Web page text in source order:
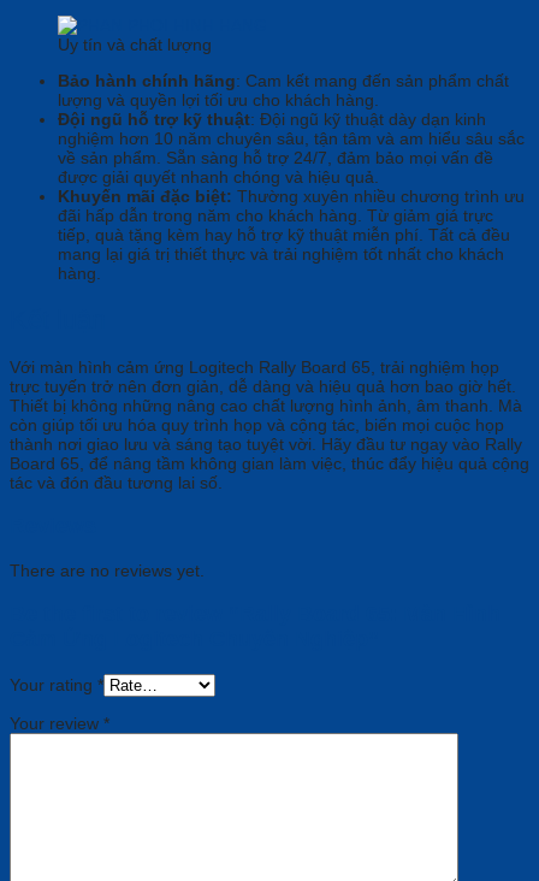
Uy tín và chất lượng
Bảo hành chính hãng: Cam kết mang đến sản phẩm chất
lượng và quyền lợi tối ưu cho khách hàng.
Đội ngũ hỗ trợ kỹ thuật: Đội ngũ kỹ thuật dày dạn kinh
nghiệm hơn 10 năm chuyên sâu, tận tâm và am hiểu sâu sắc
về sản phẩm. Sẵn sàng hỗ trợ 24/7, đảm bảo mọi vấn đề
được giải quyết nhanh chóng và hiệu quả.
Khuyến mãi đặc biệt: Thường xuyên nhiều chương trình ưu
đãi hấp dẫn trong năm cho khách hàng. Từ giảm giá trực
tiếp, quà tặng kèm hay hỗ trợ kỹ thuật miễn phí. Tất cả đều
mang lại giá trị thiết thực và trải nghiệm tốt nhất cho khách
hàng.
Với màn hình cảm ứng Logitech Rally Board 65, trải nghiệm họp
trực tuyến trở nên đơn giản, dễ dàng và hiệu quả hơn bao giờ hết.
Thiết bị không những nâng cao chất lượng hình ảnh, âm thanh. Mà
còn giúp tối ưu hóa quy trình họp và cộng tác, biến mọi cuộc họp
thành nơi giao lưu và sáng tạo tuyệt vời. Hãy đầu tư ngay vào Rally
Board 65, để nâng tầm không gian làm việc, thúc đẩy hiệu quả cộng
tác và đón đầu tương lai số.
There are no reviews yet.
Your rating *
Your review *